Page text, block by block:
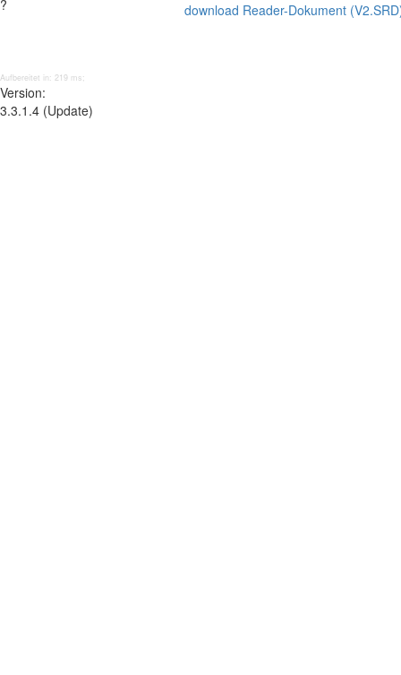
?
download Reader-Dokument
Aufbereitet in: 219 ms;
Version:
3.3.1.4 (Update)